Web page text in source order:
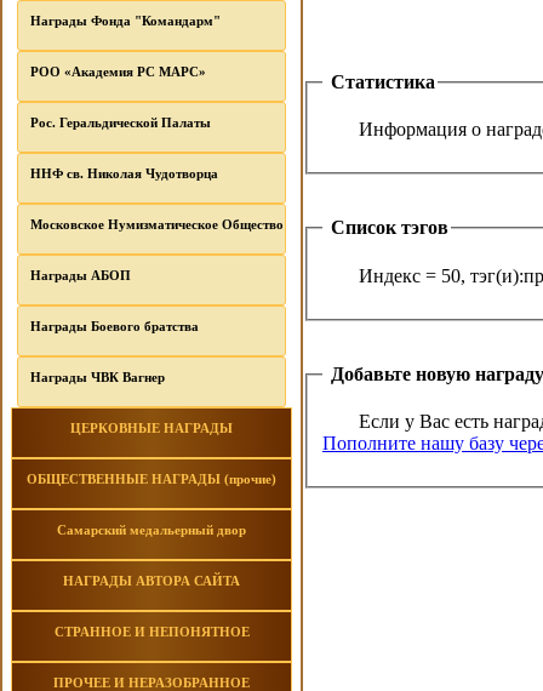
Награды Фонда "Командарм"
РОО «Академия РС МАРС»
Рос. Геральдической Палаты
ННФ св. Николая Чудотворца
Московское Нумизматическое Общество
Награды АБОП
Награды Боевого братства
Награды ЧВК Вагнер
ЦЕРКОВНЫЕ НАГРАДЫ
ОБЩЕСТВЕННЫЕ НАГРАДЫ (прочие)
Самарский медальерный двор
НАГРАДЫ АВТОРА САЙТА
СТРАННОЕ И НЕПОНЯТНОЕ
ПРОЧЕЕ И НЕРАЗОБРАННОЕ
Статистика
Информация о
Список тэгов
Индекс = 50,
Добавьте новую награду
Если у Вас есть
Пополните нашу базу